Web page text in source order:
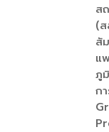
ส
(
สั
แ
ภู
ก